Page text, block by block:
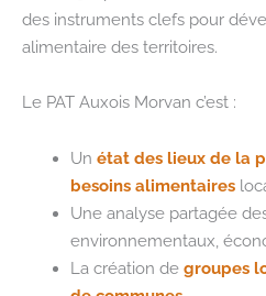
des instruments clefs pour
alimentaire des territoires.
Le PAT Auxois Morvan c’est :
Un état des lieux de la
besoins alimentaires
Une analyse partagée
environnementaux,
La création de groupes